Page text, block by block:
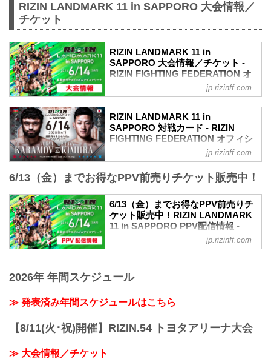
RIZIN LANDMARK 11 in SAPPORO 大会情報／
チケット
RIZIN LANDMARK 11 in
SAPPORO 大会情報／チケット -
RIZIN FIGHTING FEDERATION オ
- YouTube
youtu.be
RIZIN LANDMARK 11 in SAPPORO 大会
2025年6月14日（土）12:00開場 / 14:00開
始
※オープニングファイトは12:30開始予定
終了予定時間
19:00〜20:00頃
※試合内容、イベント進行によって終了
予定時間が前後することがありますので
ご了承ください。
真駒内セキスイハイムアイスアリーナ
約25分
「上町1丁目」バス停留所 徒歩約5分
jp.rizinff.com
RIZIN LANDMARK 11 in
SAPPORO 対戦カード - RIZIN
FIGHTING FEDERATION オフィシ
第15試合／ヴガール・ケラモフ vs. 木村
RIZIN MMAルール：5分3R（66.0kg）
ヴガール・ケラモフ vs. 木村柊也
第14試合／堀江圭功 vs. 西川大和
RIZIN MMAルール：5分3R（71.0kg）
RIZIN MMAルール：5分3R（66.0kg）
第12試合／山本空良 vs. 鈴木博昭
jp.rizinff.com
6/13（金）までお得なPPV前売りチケット販売中！
6/13（金）までお得なPPV前売りチ
ケット販売中！RIZIN LANDMARK
11 in SAPPORO PPV配信情報 -
RIZIN FIGHTING FEDERATION オ
フィシャルサイト
PPV配信チケットが、5月26日（月）12
NEXT、RIZIN LIVEにて販売がスタート
するぞ！
お得なPPV前売りチケットは、大会前日
の6月13日（金）23:59まで販売！
jp.rizinff.com
2026年 年間スケジュール
≫ 発表済み年間スケジュールはこちら
【8/11(火･祝)開催】RIZIN.54 トヨタアリーナ大会
≫ 大会情報／チケット